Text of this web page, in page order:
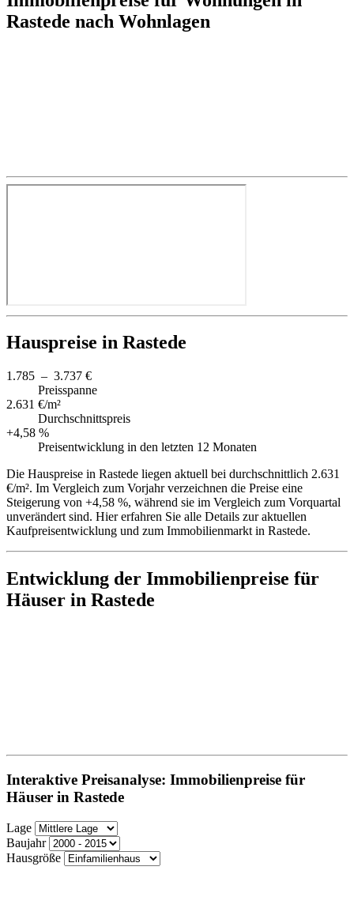
Rastede nach Wohnlagen
Hauspreise in Rastede
1.785 – 3.737 €
Preisspanne
2.631 €/m²
Durchschnittspreis
+4,58 %
Preisentwicklung in den letzten 12 Monaten
Die Hauspreise in Rastede liegen aktuell bei durchschnittlich 2.631
€/m². Im Vergleich zum Vorjahr verzeichnen die Preise eine
Steigerung von +4,58 %, während sie im Vergleich zum Vorquartal
unverändert sind. Hier erfahren Sie alle Details zur aktuellen
Kaufpreisentwicklung und zum Immobilienmarkt in Rastede.
Entwicklung der Immobilienpreise für
Häuser in Rastede
Interaktive Preisanalyse: Immobilienpreise für
Häuser in Rastede
Lage
Baujahr
Hausgröße